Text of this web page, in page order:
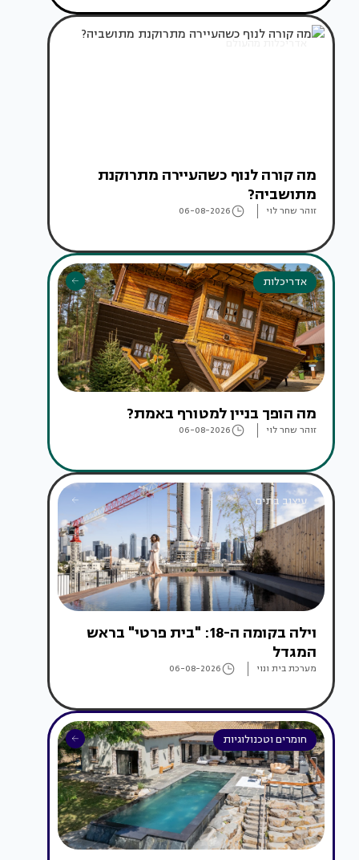
אדריכלות מהעולם
מה קורה לנוף כשהעיירה מתרוקנת
מתושביה?
זוהר שחר לוי 06-08-2026
אדריכלות
מה הופך בניין למטורף באמת?
זוהר שחר לוי 06-08-2026
עיצוב בתים
וילה בקומה ה-18: "בית פרטי" בראש
המגדל
מערכת בית ונוי 06-08-2026
חומרים וטכנולוגיות